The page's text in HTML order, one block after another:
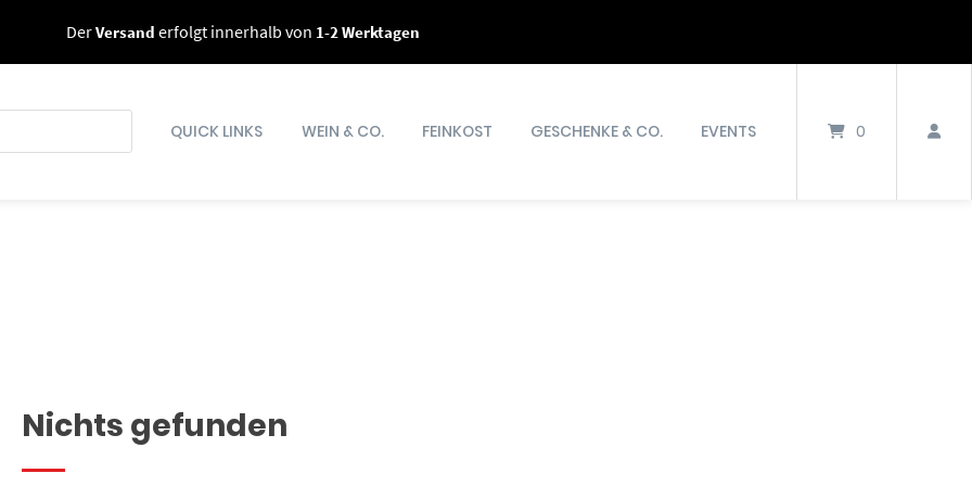
DerVersand erfolgt innerhalb von 1-2 Werktagen
QUICK LINKS WEIN & CO. FEINKOST GESCHENKE & CO. EVENTS 0
Nichts gefunden